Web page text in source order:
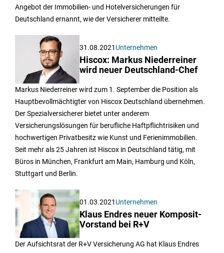
Angebot der Immobilien- und Hotelversicherungen für
Deutschland ernannt, wie der Versicherer mitteilte.
31.08.2021 Unternehmen
Hiscox: Markus Niederreiner
wird neuer Deutschland-Chef
Markus Niederreiner wird zum 1. September die Position als
Hauptbevollmächtigter von Hiscox Deutschland übernehmen.
Der Spezialversicherer bietet unter anderem
Versicherungslösungen für berufliche Haftpflichtrisiken und
hochwertigen Privatbesitz wie Kunst und Ferienimmobilien.
Seit mehr als 25 Jahren ist Hiscox in Deutschland tätig, mit
Büros in München, Frankfurt am Main, Hamburg und Köln,
Stuttgart und Berlin.
01.03.2021 Unternehmen
Klaus Endres neuer Komposit-
Vorstand bei R+V
Der Aufsichtsrat der R+V Versicherung AG hat Klaus Endres